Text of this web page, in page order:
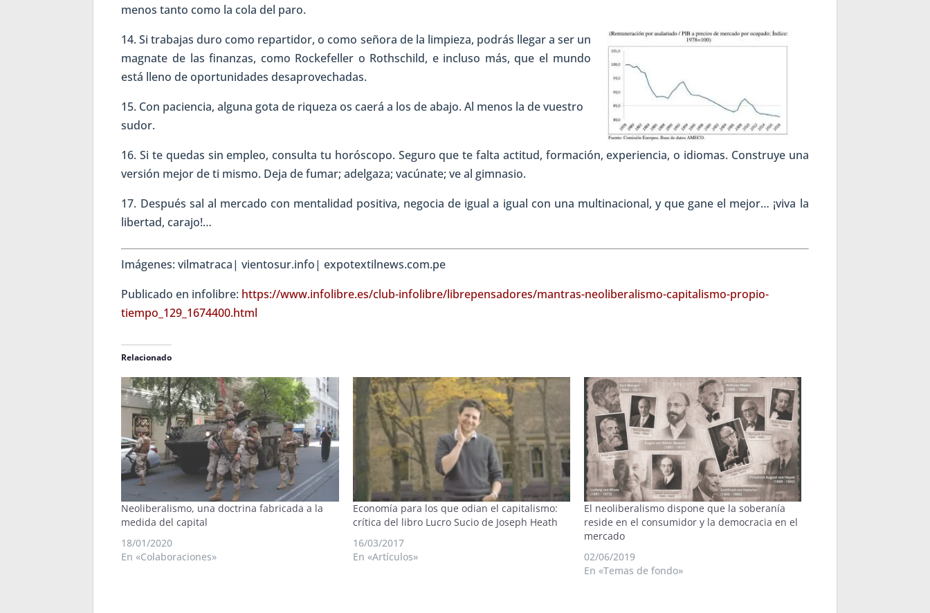
menos tanto como la cola del paro.
14. Si trabajas duro como repartidor, o como señora de la limpieza, podrás llegar a ser un
magnate de las finanzas, como Rockefeller o Rothschild, e incluso más, que el mundo
está lleno de oportunidades desaprovechadas.
15. Con paciencia, alguna gota de riqueza os caerá a los de abajo. Al menos la de vuestro
sudor.
16. Si te quedas sin empleo, consulta tu horóscopo. Seguro que te falta actitud, formación, experiencia, o idiomas. Construye una
versión mejor de ti mismo. Deja de fumar; adelgaza; vacúnate; ve al gimnasio.
17. Después sal al mercado con mentalidad positiva, negocia de igual a igual con una multinacional, y que gane el mejor… ¡viva la
libertad, carajo!…
Imágenes: vilmatraca| vientosur.info| expotextilnews.com.pe
Publicado en infolibre: https://www.infolibre.es/club-infolibre/librepensadores/mantras-neoliberalismo-capitalismo-propio-
tiempo_129_1674400.html
Relacionado
Neoliberalismo, una doctrina fabricada a la
medida del capital
18/01/2020
En «Colaboraciones»
Economía para los que odian el capitalismo:
crítica del libro Lucro Sucio de Joseph Heath
16/03/2017
En «Artículos»
El neoliberalismo dispone que la soberanía
reside en el consumidor y la democracia en el
mercado
02/06/2019
En «Temas de fondo»